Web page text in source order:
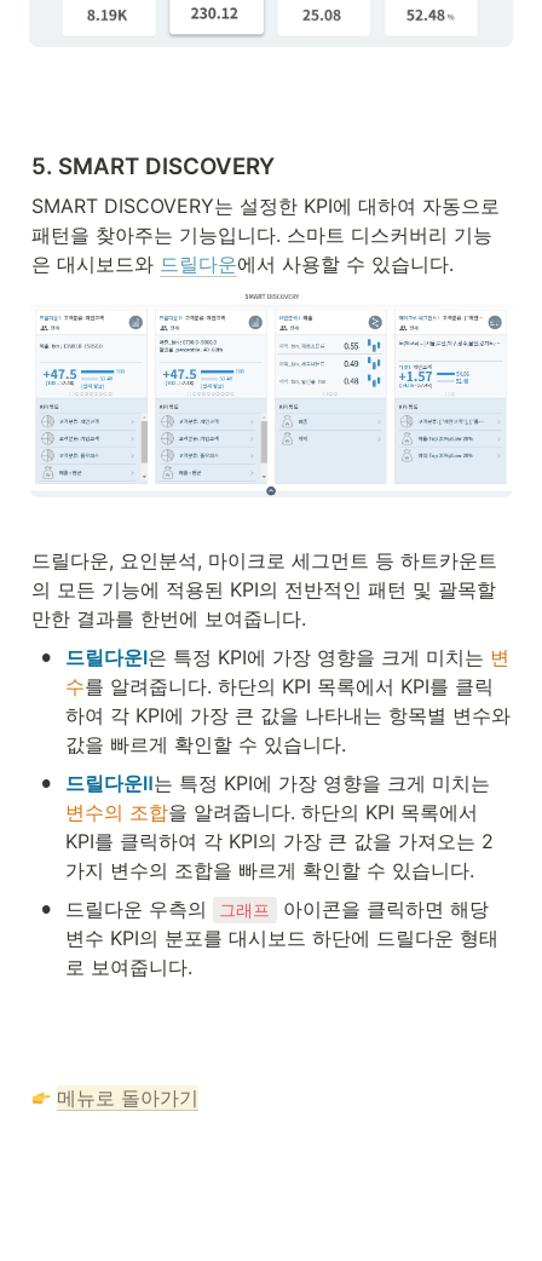
5. SMART DISCOVERY
SMART DISCOVERY는 설정한 KPI에 대하여 자동으로
패턴을 찾아주는 기능입니다. 스마트 디스커버리 기능
은 대시보드와 드릴다운에서 사용할 수 있습니다.
드릴다운, 요인분석, 마이크로 세그먼트 등 하트카운트
의 모든 기능에 적용된 KPI의 전반적인 패턴 및 괄목할
만한 결과를 한번에 보여줍니다.
• 드릴다운Ⅰ은 특정 KPI에 가장 영향을 크게 미치는 변
수를 알려줍니다. 하단의 KPI 목록에서 KPI를 클릭
하여 각 KPI에 가장 큰 값을 나타내는 항목별 변수와
값을 빠르게 확인할 수 있습니다.
• 드릴다운Ⅱ
변수의 조합을 알려줍니다. 하단의 KPI 목록에서
KPI를 클릭하여 각 KPI의 가장 큰 값을 가져오는 2
가지 변수의 조합을 빠르게 확인할 수 있습니다.
• 드릴다운 우측의 그래프
아이콘을 클릭하면 해당
변수 KPI의 분포를 대시보드 하단에 드릴다운 형태
로 보여줍니다.
메뉴로 돌아가기